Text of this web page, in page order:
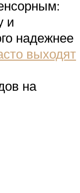
и
надежнее
выходят
на